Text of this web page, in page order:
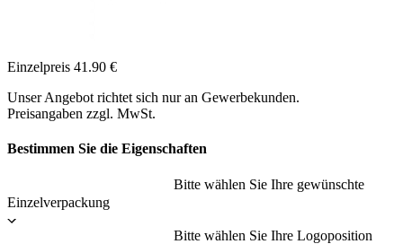
Einzelpreis 41.90 €
Unser Angebot richtet sich nur an Gewerbekunden.
Preisangaben zzgl. MwSt.
Bestimmen Sie die Eigenschaften
Bitte wählen Sie Ihre gewünschte
Einzelverpackung
Bitte wählen Sie Ihre Logoposition